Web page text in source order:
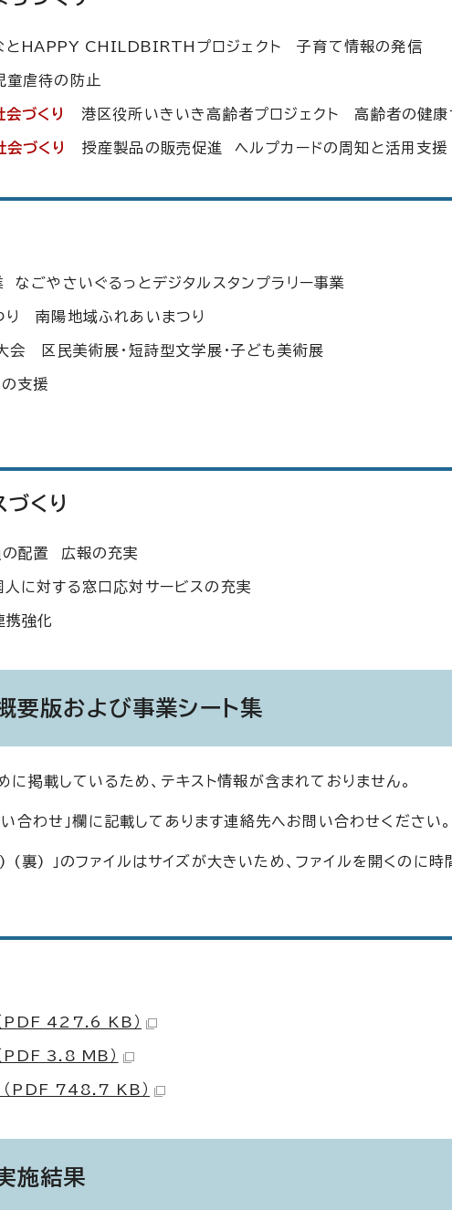
と HAPPY CHILDBIRTH プロジェクト 子育て情報の発信
童虐待の防止
づくり 港区役所いきいき高齢者プロジェクト 高齢者の健康
づくり 授産製品の販売促進 ヘルプカードの周知と活用支援
なごやさいぐるっとデジタルスタンプラリー事業
り 南陽地域ふれあいまつり
会 区民美術展・短詩型文学展・子ども美術展
の支援
くり
の配置 広報の充実
人に対する窓口応対サービスの充実
携強化
版および事業シート集
掲載しているため、テキスト情報が含まれておりません。
合わせ」欄に記載してあります連絡先へお問い合わせください。
) 」のファイルはサイズが大きいため、ファイルを開くのに時
（PDF 427.6 KB）
PDF 3.8 MB）
（PDF 748.7 KB）
施結果